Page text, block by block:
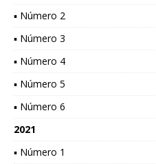
▪ Número 2
▪ Número 3
▪ Número 4
▪ Número 5
▪ Número 6
2021
▪ Número 1